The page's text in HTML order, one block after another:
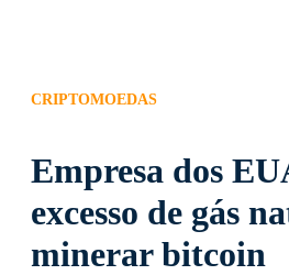
CRIPTOMOEDAS
Empresa dos
excesso de gás
minerar bitcoin